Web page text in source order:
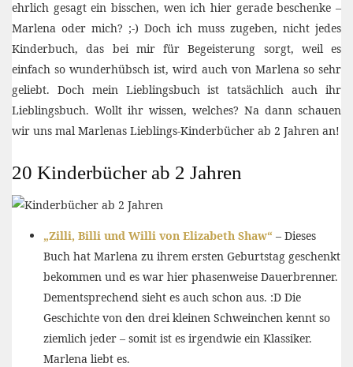
ehrlich gesagt ein bisschen, wen ich hier gerade beschenke –
Marlena oder mich? ;-) Doch ich muss zugeben, nicht jedes
Kinderbuch, das bei mir für Begeisterung sorgt, weil es
einfach so wunderhübsch ist, wird auch von Marlena so sehr
geliebt. Doch mein Lieblingsbuch ist tatsächlich auch ihr
Lieblingsbuch. Wollt ihr wissen, welches? Na dann schauen
wir uns mal Marlenas Lieblings-Kinderbücher ab 2 Jahren an!
20 Kinderbücher ab 2 Jahren
„Zilli, Billi und Willi von Elizabeth Shaw“ – Dieses
Buch hat Marlena zu ihrem ersten Geburtstag geschenkt
bekommen und es war hier phasenweise Dauerbrenner.
Dementsprechend sieht es auch schon aus. :D Die
Geschichte von den drei kleinen Schweinchen kennt so
ziemlich jeder – somit ist es irgendwie ein Klassiker.
Marlena liebt es.